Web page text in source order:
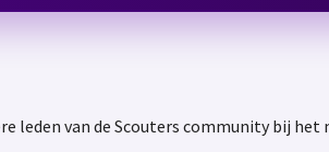
leden van de Scouters community bij het